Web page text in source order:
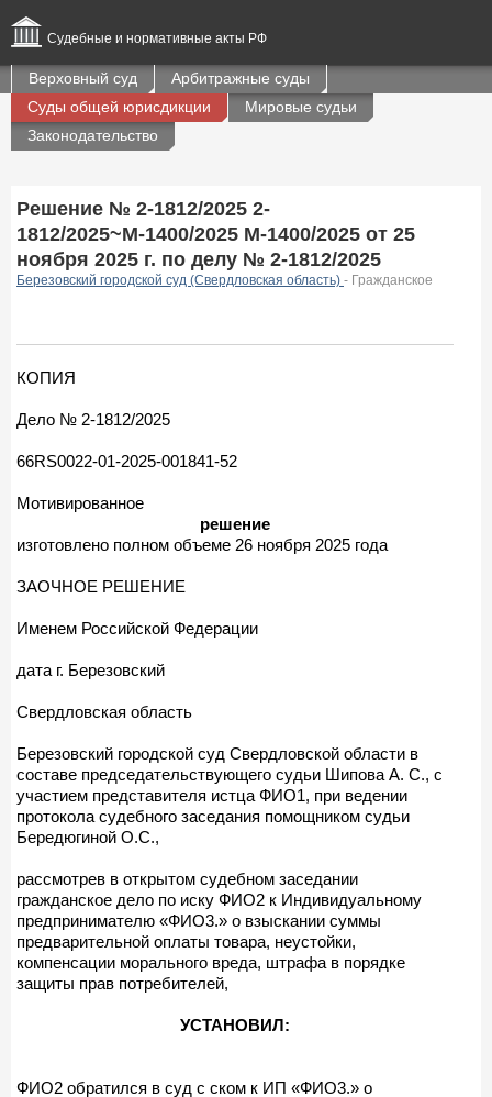
Судебные и нормативные акты РФ
Верховный суд
Арбитражные суды
Суды общей юрисдикции
Мировые судьи
Законодательство
Решение № 2-1812/2025 2-
1812/2025~М-1400/2025 М-1400/2025 от 25
ноября 2025 г. по делу № 2-1812/2025
Березовский городской суд (Свердловская область) - Гражданское
КОПИЯ
Дело № 2-1812/2025
66RS0022-01-2025-001841-52
Мотивированное
решение
изготовлено полном объеме 26 ноября 2025 года
ЗАОЧНОЕ РЕШЕНИЕ
Именем Российской Федерации
дата г. Березовский
Свердловская область
Березовский городской суд Свердловской области в
составе председательствующего судьи Шипова А. С., с
участием представителя истца ФИО1, при ведении
протокола судебного заседания помощником судьи
Бередюгиной О.С.,
рассмотрев в открытом судебном заседании
гражданское дело по иску ФИО2 к Индивидуальному
предпринимателю «ФИО3.» о взыскании суммы
предварительной оплаты товара, неустойки,
компенсации морального вреда, штрафа в порядке
защиты прав потребителей,
УСТАНОВИЛ:
ФИО2 обратился в суд с ском к ИП «ФИО3.» о